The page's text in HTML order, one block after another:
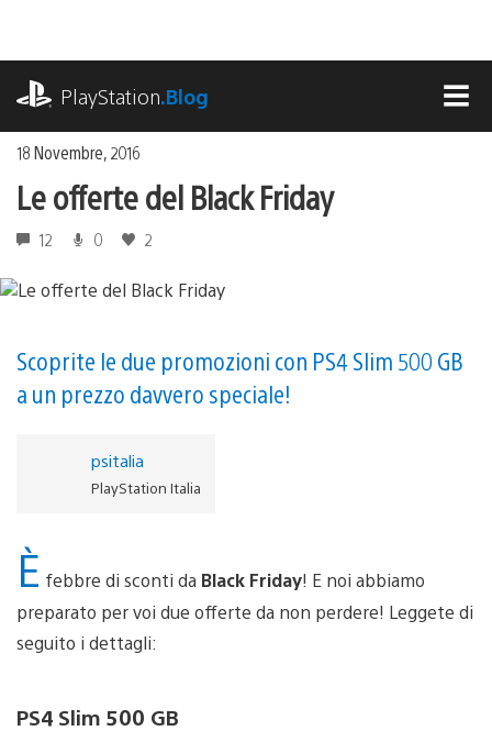
contenuto
PlayStation.Blog
18 Novembre, 2016
Le offerte del Black Friday
12 0 2
Scoprite le due promozioni con PS4 Slim 500 GB
a un prezzo davvero speciale!
psitalia
PlayStation Italia
È febbre di sconti da Black Friday! E noi abbiamo
preparato per voi due offerte da non perdere! Leggete di
seguito i dettagli:
PS4 Slim 500 GB